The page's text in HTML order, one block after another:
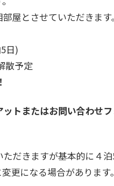
屋とさせていただきます。
日)
散予定
トまたはお問い合わせフ
だきますが基本的に４
更になる場合があります。